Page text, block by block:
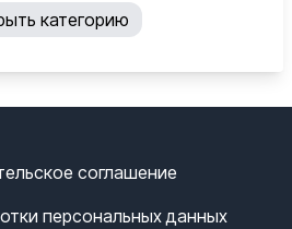
шлем ROCKBROS
категорию
соглашение
персональных данных